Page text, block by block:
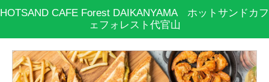
HOTSAND CAFE Forest DAIKANYAMA ホットサンドカフ
ェフォレスト代官山